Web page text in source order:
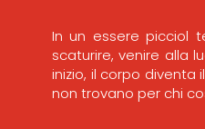
In un essere picciol
scaturire, venire alla
inizio, il corpo diventa
non trovano per chi